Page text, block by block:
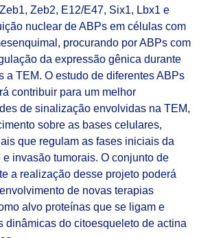
Zeb2, E12/E47, Six1, Lbx1 e
nuclear de ABPs em células com
procurando por ABPs com
da expressão gênica durante
a TEM. O estudo de diferentes ABPs
contribuir para um melhor
de sinalização envolvidas na TEM,
sobre as bases celulares,
que regulam as fases iniciais da
invasão tumorais. O conjunto de
a realização desse projeto poderá
de novas terapias
alvo proteínas que se ligam e
dinâmicas do citoesqueleto de actina